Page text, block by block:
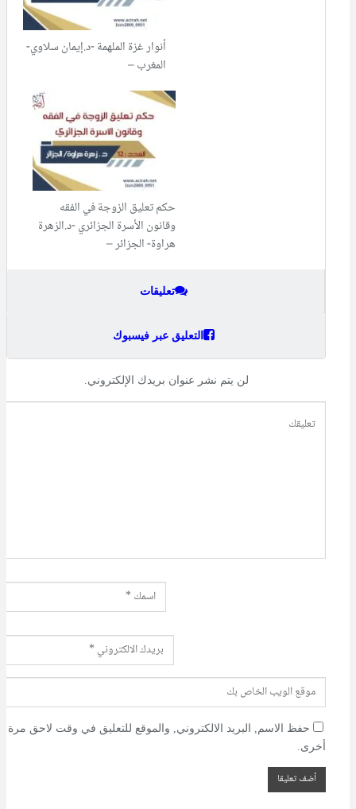
أنوار غزة الملهمة -د.إيمان سلاوي-
المغرب –
حكم تعليق الزوجة في الفقه
وقانون الأسرة الجزائري -د.الزهرة
هراوة- الجزائر –
تعليقات
التعليق عبر فيسبوك
لن يتم نشر عنوان بريدك الإلكتروني.
حفظ الاسم, البريد الالكتروني, والموقع للتعليق في وقت لاحق مرة
أخرى.